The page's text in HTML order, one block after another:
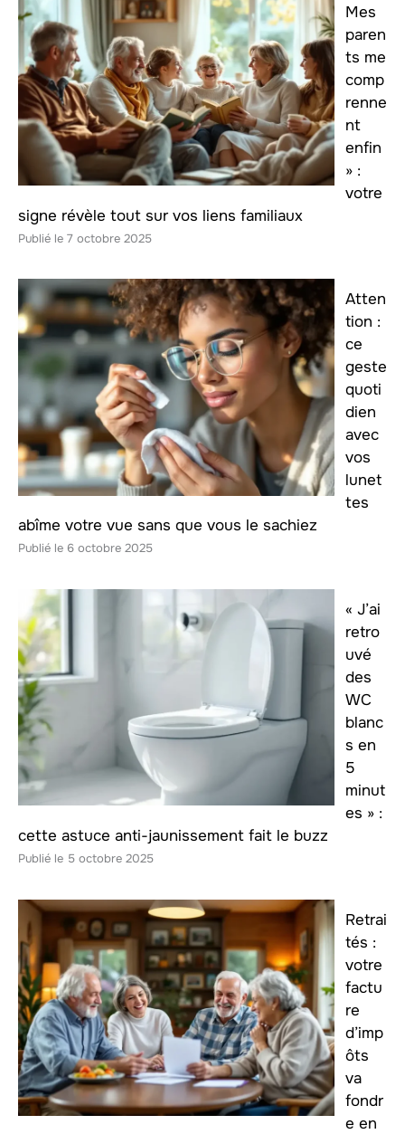
Mes
paren
ts me
comp
renne
nt
enfin
» :
votre
signe révèle tout sur vos liens familiaux
7 octobre 2025
Atten
tion :
ce
geste
quoti
dien
avec
vos
lunet
tes
abîme votre vue sans que vous le sachiez
6 octobre 2025
« J’ai
retro
uvé
des
WC
blanc
s en
5
minut
es » :
cette astuce anti-jaunissement fait le buzz
5 octobre 2025
Retrai
tés :
votre
factu
re
d’imp
ôts
va
fondr
e en